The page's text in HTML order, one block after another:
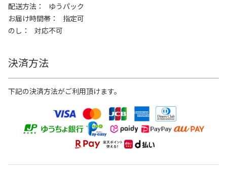
配送方法
ゆうパック
お届け時間帯
指定可
のし
対応不可
決済方法
下記の決済方法がご利用頂けます。